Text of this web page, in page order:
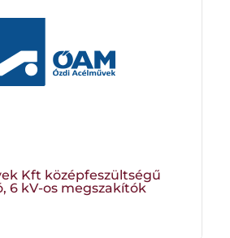
Kft középfeszültségű
6 kV-os megszakítók